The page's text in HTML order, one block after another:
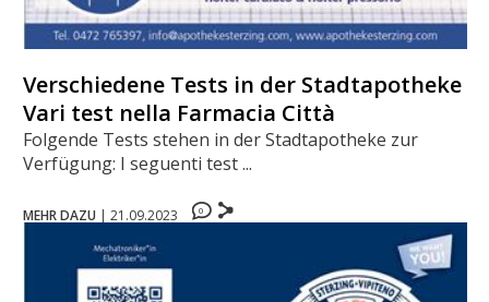
Verschiedene Tests in der Stadtapotheke -
Vari test nella Farmacia Città
Folgende Tests stehen in der Stadtapotheke zur
Verfügung: I seguenti test ...
MEHR DAZU | 21.09.2023 0